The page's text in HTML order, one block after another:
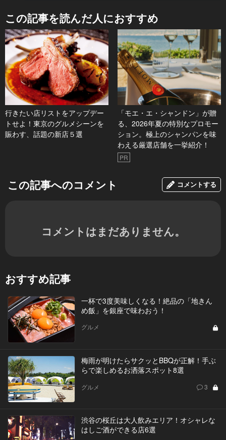
この記事を読んだ人におすすめ
行きたい店リストをアップデー
トせよ！東京のグルメシーンを
賑わす、話題の新店５選
「モエ・エ・シャンドン」が贈
る、2026年夏の特別なプロモー
ション。極上のシャンパンを味
わえる厳選店舗を一挙紹介！
PR
この記事へのコメント コメントする
コメントはまだありません。
おすすめ記事
一杯で3度美味しくなる！絶品の「地きん
め飯」を銀座で味わおう！
グルメ
梅雨が明けたらサクッとBBQが正解！手ぶ
らで楽しめるお洒落スポット8選
グルメ 3
渋谷の桜丘は大人飲みエリア！オシャレな
はしご酒ができる店6選